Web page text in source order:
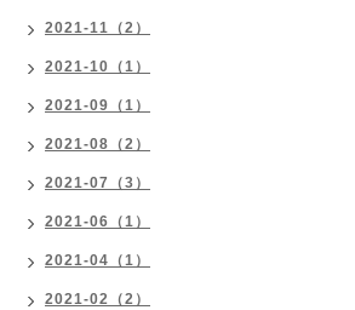
2021-11（2）
2021-10（1）
2021-09（1）
2021-08（2）
2021-07（3）
2021-06（1）
2021-04（1）
2021-02（2）